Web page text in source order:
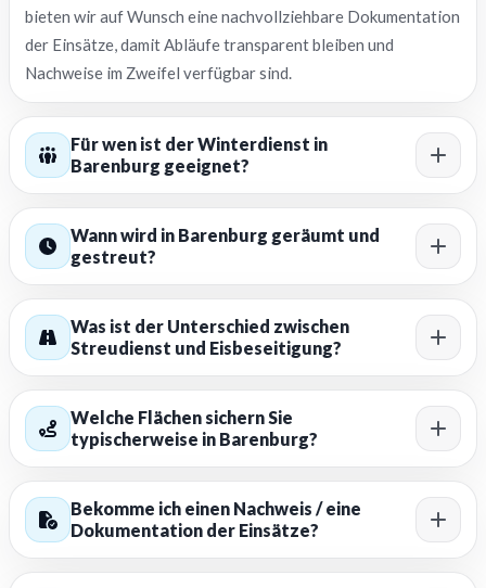
bieten wir auf Wunsch eine nachvollziehbare Dokumentation
der Einsätze, damit Abläufe transparent bleiben und
Nachweise im Zweifel verfügbar sind.
Für wen ist der Winterdienst in
Barenburg geeignet?
Wann wird in Barenburg geräumt und
gestreut?
Was ist der Unterschied zwischen
Streudienst und Eisbeseitigung?
Welche Flächen sichern Sie
typischerweise in Barenburg?
Bekomme ich einen Nachweis / eine
Dokumentation der Einsätze?